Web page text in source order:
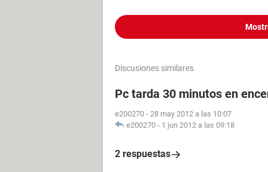
Discusiones similares
Pc tarda 30 minutos en
e200270 - 28 may 2012 a las 10:07
e200270 - 1 jun 2012 a las 09:18
2 respuestas